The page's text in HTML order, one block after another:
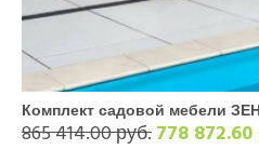
Комплект садовой мебели
865 414.00 руб.778